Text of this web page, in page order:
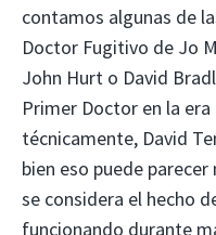
contamos algunas de
Doctor Fugitivo de Jo
John Hurt o David
Primer Doctor en la
técnicamente, David
bien eso puede
se considera el hecho
funcionando durante